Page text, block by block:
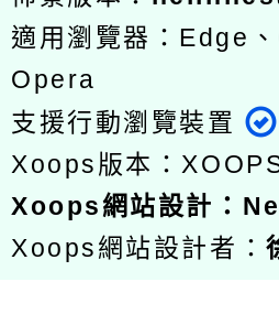
適用瀏覽器：Edge
Opera
支援行動瀏覽裝置
Xoops版本：
Xoops網站設計 ：
Xoops網站設計者：